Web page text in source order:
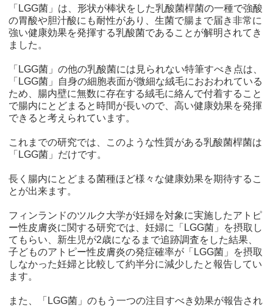
「LGG菌」は、形状が棒状をした乳酸菌桿菌の一種で強酸
の胃酸や胆汁酸にも耐性があり、生菌で腸まで届き非常に
強い健康効果を発揮する乳酸菌であることが解明されてき
ました。
「LGG菌」の他の乳酸菌には見られない特筆すべき点は、
「LGG菌」自身の細胞表面が微細な絨毛におおわれている
ため、腸内壁に無数に存在する絨毛に絡んで付着すること
で腸内にとどまると時間が長いので、高い健康効果を発揮
できると考えられています。
これまでの研究では、このような性質がある乳酸菌桿菌は
「LGG菌」だけです。
長く腸内にとどまる菌種ほど様々な健康効果を期待するこ
とが出来ます。
フィンランドのツルク大学が妊婦を対象に実施したアトピ
ー性皮膚炎に関する研究では、妊婦に「LGG菌」を摂取し
てもらい、新生児が2歳になるまで追跡調査をした結果、
子どものアトピー性皮膚炎の発症確率が「LGG菌」を摂取
しなかった妊婦と比較して約半分に減少したと報告してい
ます。
また、「LGG菌」のもう一つの注目すべき効果が報告され